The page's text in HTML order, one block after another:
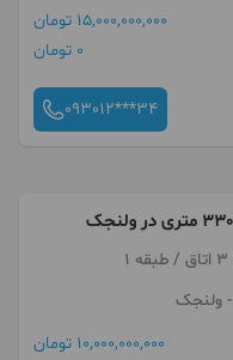
15,000,000,000 تومان
0 تومان
093012***34
- ولنجک
10,000,000,000 تومان